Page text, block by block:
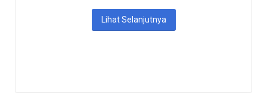
Lihat Selanjutnya